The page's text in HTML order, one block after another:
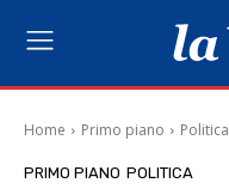
Home Primo piano Politica
PRIMO PIANO POLITICA